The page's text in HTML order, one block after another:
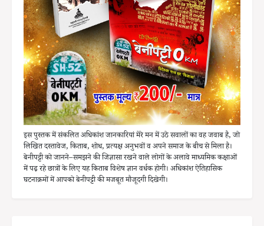
इस पुस्तक में संकलित अधिकांश जानकारियां मेरे मन में उठे सवालों का वह जवाब है, जो
लिखित दस्तावेज, किताब, शोध, प्रत्यक्ष अनुभवों व अपने समाज के बीच से मिला है।
बेनीपट्टी को जानने–समझने की जिज्ञासा रखने वाले लोगों के अलावे माध्यमिक कक्षाओं
में पढ़ रहे छात्रों के लिए यह किताब विशेष ज्ञान वर्धक होगी। अधिकांश ऐतिहासिक
घटनाक्रमों में आपको बेनीपट्टी की मजबूत मौजूदगी दिखेगी।